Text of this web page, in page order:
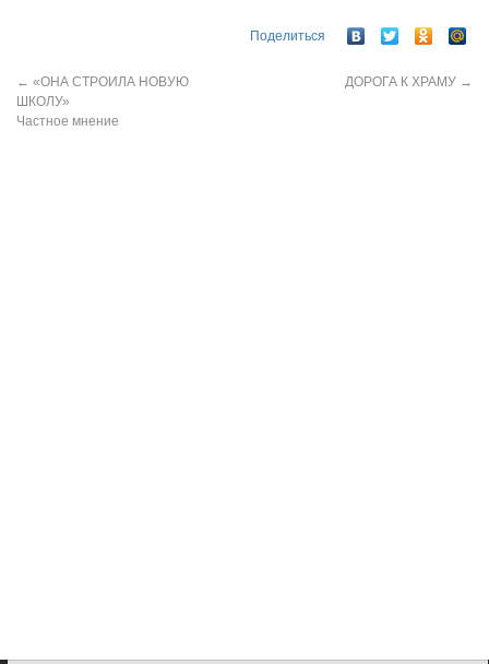
Поделиться
← «ОНА СТРОИЛА НОВУЮ
ШКОЛУ»
Частное мнение
ДОРОГА К ХРАМУ →